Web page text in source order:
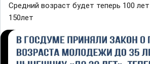
Средний возраст будет теперь 100
150лет